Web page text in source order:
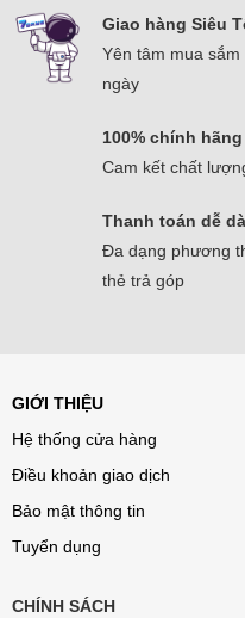
Giao hàng Siêu
Yên tâm mua
ngày
100% chính hãng
Cam kết chất
Thanh toán dễ
Đa dạng phương
thẻ trả góp
GIỚI THIỆU
Hệ thống cửa hàng
Điều khoản giao dịch
Bảo mật thông tin
Tuyển dụng
CHÍNH SÁCH